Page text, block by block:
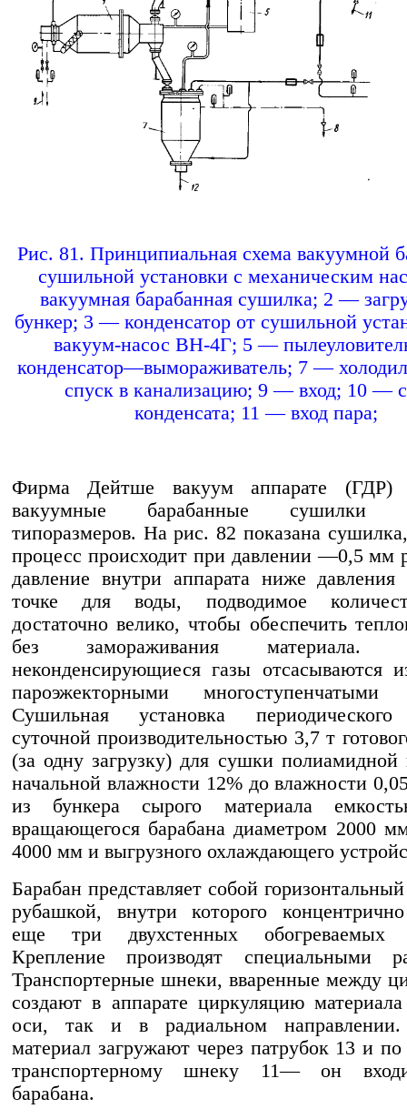
Pис. 81. Принципиальная схема вакуумной
сушильной установки с механическим
вакуумная барабанная сушилка; 2 —
бункер; 3 — конденсатор от сушильной
вакуум-насос ВН-4Г; 5 —
конденсатор—вымораживатель; 7 —
спуск в канализацию; 9 — вход; 10 —
конденсата; 11 — вход пара;
Фирма Дейтше вакуум аппарате (ГДР)
вакуумные барабанные сушилки
типоразмеров. На рис. 82 показана
процесс происходит при давлении —0,5 мм
давление внутри аппарата ниже
точке для воды, подводимое
достаточно велико, чтобы обеспечить
без замораживания
неконденсирующиеся газы отсасываются
пароэжекторными многоступенчатыми
Сушильная установка периодического
суточной производительностью 3,7 т
(за одну загрузку) для сушки
начальной влажности 12% до влажности
из бункера сырого материала
вращающегося барабана диаметром 2000
4000 мм и выгрузного охлаждающего
Барабан представляет собой
рубашкой, внутри которого
еще три двухстенных обогреваемых
Крепление производят специальными
Транспортерные шнеки, вваренные между
создают в аппарате циркуляцию
оси, так и в радиальном
материал загружают через патрубок 13 и
транспортерному шнеку 11— он
барабана.